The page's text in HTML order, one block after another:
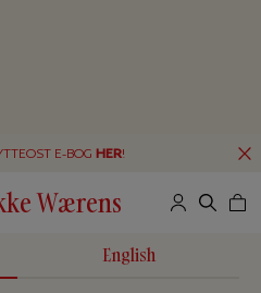
E-BOG HER!
Wærens
English